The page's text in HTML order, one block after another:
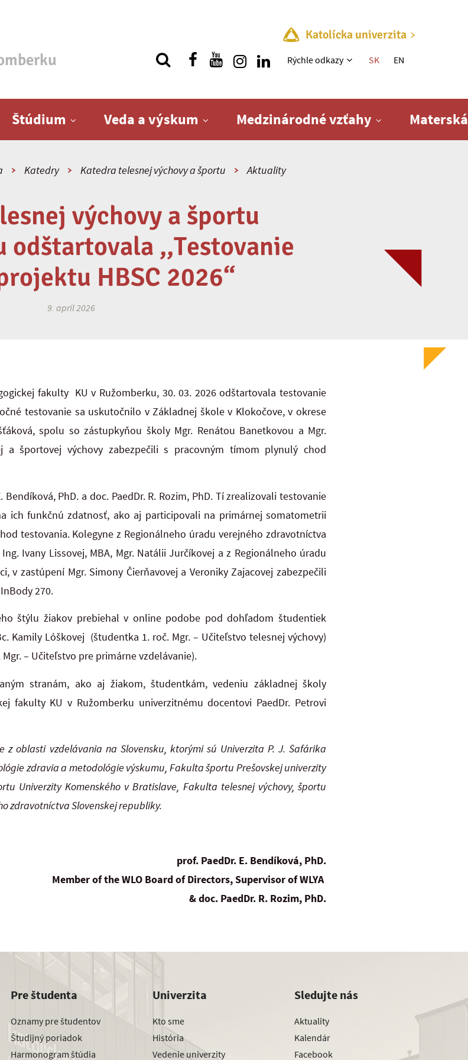
Katolícka univerzita
Rýchle menu
Rýchle odkazy SK EN
Štúdium Veda a výskum Medzinárodné vzťahy
Katedry Katedra telesnej výchovy a športu Aktuality
výchovy a športu
odštartovala ,,Testovanie
HBSC 2026“
9. apríl 2026
fakulty KU v Ružomberku, 30. 03. 2026 odštartovala testovanie
testovanie sa uskutočnilo v Základnej škole v Klokočove, v okrese
spolu so zástupkyňou školy Mgr. Renátou Banetkovou a Mgr.
a športovej výchovy zabezpečili s pracovným tímom plynulý chod
PhD. a doc. PaedDr. R. Rozim, PhD. Tí zrealizovali testovanie
ich funkčnú zdatnosť, ako aj participovali na primárnej somatometrii
testovania. Kolegyne z Regionálneho úradu verejného zdravotníctva
Ivany Lissovej, MBA, Mgr. Natálii Jurčíkovej a z Regionálneho úradu
v zastúpení Mgr. Simony Čierňavovej a Veroniky Zajacovej zabezpečili
270.
štýlu žiakov prebiehal v online podobe pod dohľadom študentiek
Kamily Lóškovej (študentka 1. roč. Mgr. – Učiteľstvo telesnej výchovy)
– Učiteľstvo pre primárne vzdelávanie).
stranám, ako aj žiakom, študentkám, vedeniu základnej školy
fakulty KU v Ružomberku univerzitnému docentovi PaedDr. Petrovi
oblasti vzdelávania na Slovensku, ktorými sú Univerzita P. J. Šafárika
zdravia a metodológie výskumu, Fakulta športu Prešovskej univerzity
Univerzity Komenského v Bratislave, Fakulta telesnej výchovy, športu
zdravotníctva Slovenskej republiky.
prof. PaedDr. E. Bendíková, PhD.
Member of the WLO Board of Directors, Supervisor of WLYA
& doc. PaedDr. R. Rozim, PhD.
Pre študenta
Oznamy pre študentov
Študijný poriadok
Harmonogram štúdia
Univerzita
Kto sme
História
Vedenie univerzity
Sledujte nás
Aktuality
Kalendár
Facebook